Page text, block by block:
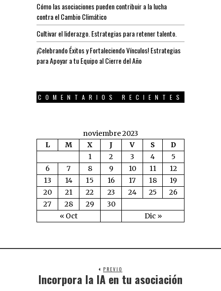
Cómo las asociaciones pueden contribuir a la lucha
contra el Cambio Climático
Cultivar el liderazgo. Estrategias para retener talento.
¡Celebrando Éxitos y Fortaleciendo Vínculos! Estrategias
para Apoyar a tu Equipo al Cierre del Año
COMENTARIOS RECIENTES
noviembre 2023
L
M X J V S D
« Oct Dic »
1 2 3 4
5
6
7 8 9 10 11
12
13
14 15 16 17 18
19
20
21 22 23 24 25
26
27
28 29 30
PREVIO
Incorpora la IA en tu asociación